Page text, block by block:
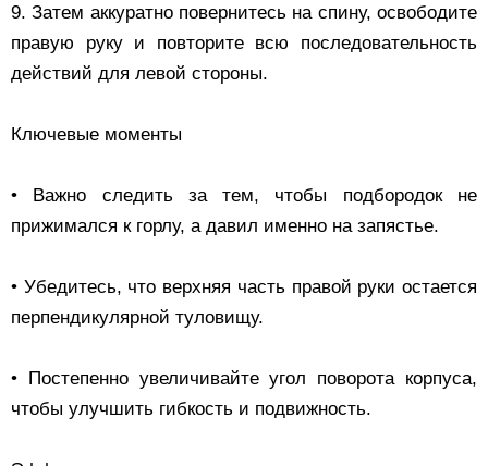
9. Затем аккуратно повернитесь на спину, освободите
правую руку и повторите всю последовательность
действий для левой стороны.
Ключевые моменты
• Важно следить за тем, чтобы подбородок не
прижимался к горлу, а давил именно на запястье.
• Убедитесь, что верхняя часть правой руки остается
перпендикулярной туловищу.
• Постепенно увеличивайте угол поворота корпуса,
чтобы улучшить гибкость и подвижность.